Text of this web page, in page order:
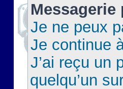
Messagerie
Je ne peux
Je continue
J’ai reçu un
quelqu’un